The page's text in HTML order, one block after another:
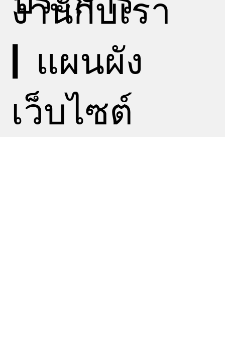
งานกับเรา
| แผนผัง
เว็บไซต์